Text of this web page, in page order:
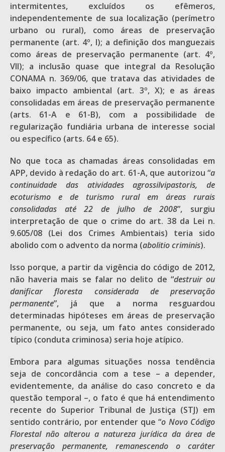
intermitentes, excluídos os efêmeros,
independentemente de sua localização (perímetro
urbano ou rural), como áreas de preservação
permanente (art. 4º, I); a definição dos manguezais
como áreas de preservação permanente (art. 4º,
VII); a inclusão quase que integral da Resolução
CONAMA n. 369/06, que tratava das atividades de
baixo impacto ambiental (art. 3º, X); e as áreas
consolidadas em áreas de preservação permanente
(arts. 61-A e 61-B), com a possibilidade de
regularização fundiária urbana de interesse social
ou específico (arts. 64 e 65).
No que toca as chamadas áreas consolidadas em
APP, devido à redação do art. 61-A, que autorizou “a
continuidade das atividades agrossilvipastoris, de
ecoturismo e de turismo rural em áreas rurais
consolidadas até 22 de julho de 2008”, surgiu
interpretação de que o crime do art. 38 da Lei n.
9.605/08 (Lei dos Crimes Ambientais) teria sido
abolido com o advento da norma (abolitio criminis).
Isso porque, a partir da vigência do código de 2012,
não haveria mais se falar no delito de “destruir ou
danificar floresta considerada de preservação
permanente”, já que a norma resguardou
determinadas hipóteses em áreas de preservação
permanente, ou seja, um fato antes considerado
típico (conduta criminosa) seria hoje atípico.
Embora para algumas situações nossa tendência
seja de concordância com a tese – a depender,
evidentemente, da análise do caso concreto e da
questão temporal –, o fato é que há entendimento
recente do Superior Tribunal de Justiça (STJ) em
sentido contrário, por entender que “o Novo Código
Florestal não alterou a natureza jurídica da área de
preservação permanente, remanescendo o caráter